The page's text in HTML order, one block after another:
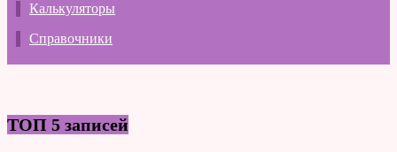
Калькуляторы
Справочники
ТОП 5 записей